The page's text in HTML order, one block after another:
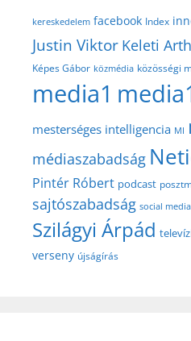
kereskedelem facebook Index
Justin Viktor Keleti
Képes Gábor közmédia közösségi
media1
mesterséges intelligencia MI
médiaszabadság
Pintér Róbert podcast
sajtószabadság social media
Szilágyi Árpád
verseny újságírás